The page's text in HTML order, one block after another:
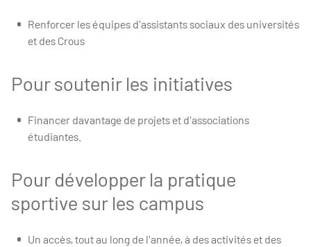
Renforcer les équipes d'assistants sociaux des universités
et des Crous
Pour soutenir les initiatives
Financer davantage de projets et d'associations
étudiantes.
Pour développer la pratique
sportive sur les campus
Un accès, tout au long de l'année, à des activités et des